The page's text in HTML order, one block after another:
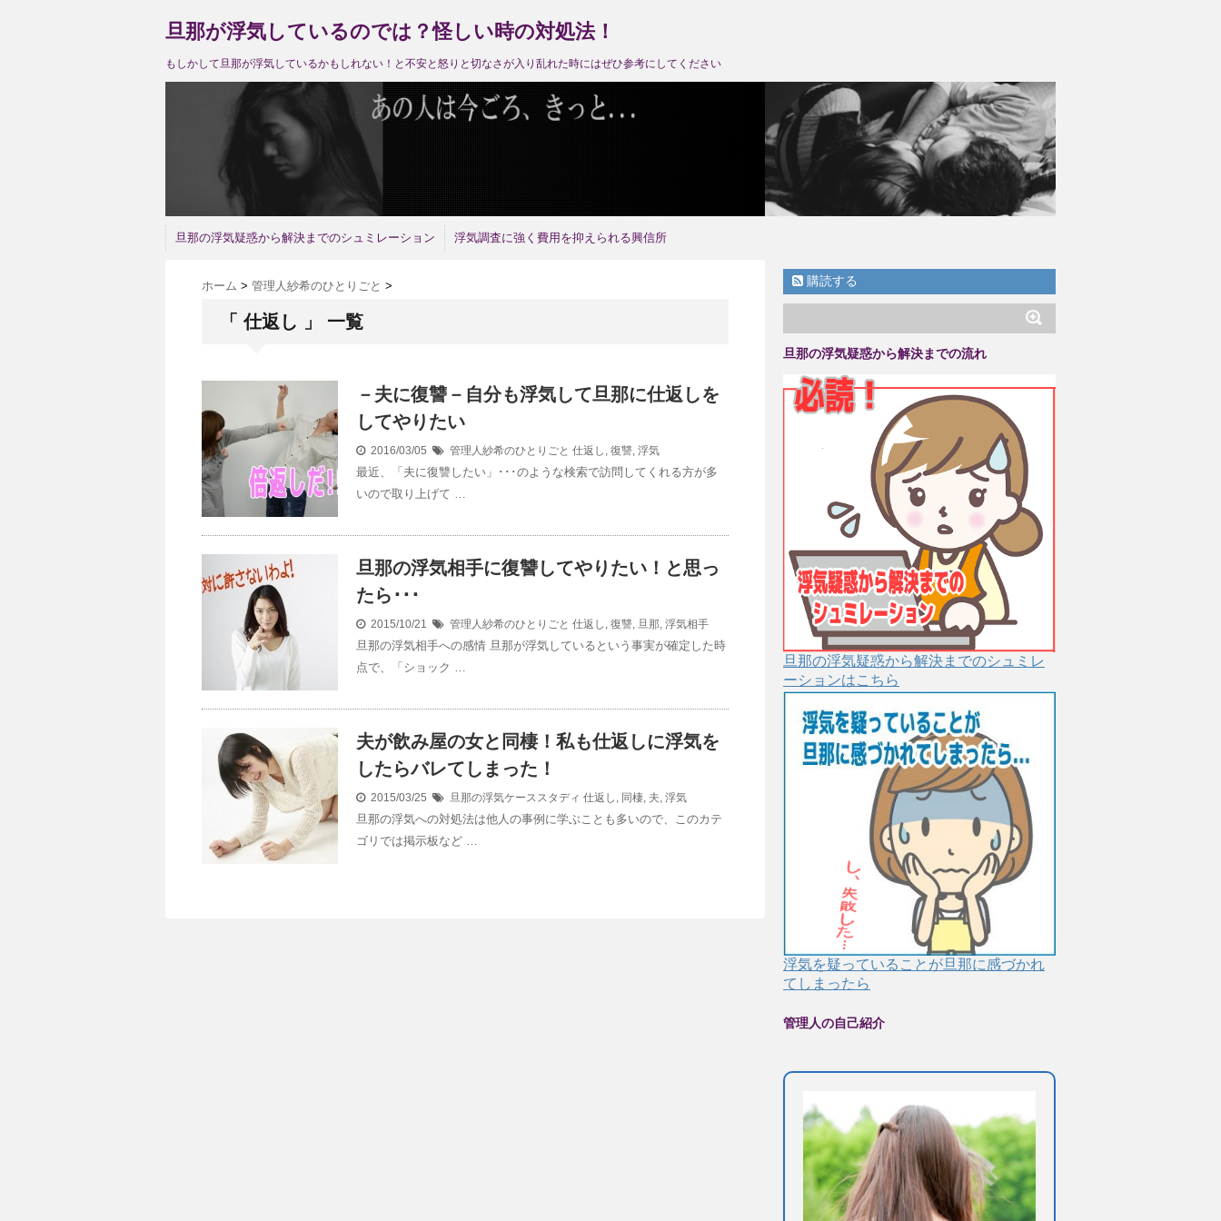
旦那が浮気しているのでは？怪しい時の対処法！
もしかして旦那が浮気しているかもしれない！と不安と怒りと切なさが入り乱れた時にはぜひ参考にしてください
旦那の浮気疑惑から解決までのシュミレーション 浮気調査に強く費用を抑えられる興信所
ホーム > 管理人紗希のひとりごと >
「 仕返し 」 一覧
－夫に復讐－自分も浮気して旦那に仕返しを
してやりたい
2016/03/05 管理人紗希のひとりごと 仕返し , 復讐, 浮気
最近、「夫に復讐したい」･･･のような検索で訪問してくれる方が多
いので取り上げて …
旦那の浮気相手に復讐してやりたい！と思っ
たら･･･
2015/10/21 管理人紗希のひとりごと 仕返し , 復讐, 旦那, 浮気相手
旦那の浮気相手への感情 旦那が浮気しているという事実が確定した時
点で、「ショック …
夫が飲み屋の女と同棲！私も仕返しに浮気を
したらバレてしまった！
2015/03/25 旦那の浮気ケーススタディ 仕返し , 同棲, 夫, 浮気
旦那の浮気への対処法は他人の事例に学ぶことも多いので、このカテ
ゴリでは掲示板など …
購読する
旦那の浮気疑惑から解決までの流れ
旦那の浮気疑惑から解決までのシュミレ
ーションはこちら
浮気を疑っていることが旦那に感づかれ
てしまったら
管理人の自己紹介